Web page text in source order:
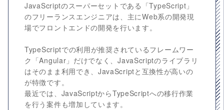
JavaScriptのスーパーセットである「TypeScript」
のフリーランスエンジニアは、主にWeb系の開発現
場でフロントエンドの開発を行います。
TypeScriptでの利用が推奨されているフレームワー
ク「Angular」だけでなく、JavaScriptのライブラリ
はそのまま利用でき、JavaScriptと互換性が高いの
が特徴です。
最近では、JavaScriptからTypeScriptへの移行作業
を行う案件も増加しています。